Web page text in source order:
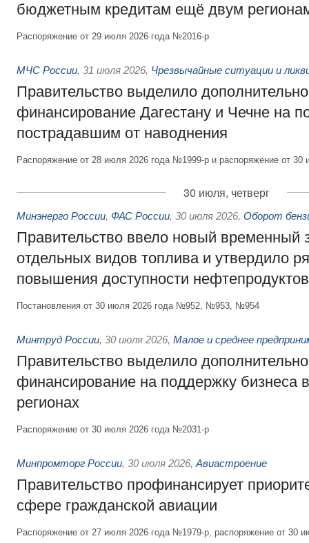
бюджетным кредитам ещё двум
Распоряжение от 29 июля 2026 года №2016-р
МЧС России, 31 июля 2026, Чрезвычайные ситуации и
Правительство выделило
финансирование Дагестану и Чечне на
пострадавшим от наводнения
Распоряжение от 28 июля 2026 года №1999-р и распоряжение от
30 июля, четверг
Минэнерго России, ФАС России, 30 июля 2026, Оборот
Правительство ввело новый временный
отдельных видов топлива и утвердило
повышения доступности нефтепродуктов
Постановления от 30 июля 2026 года №952, №953, №954
Минтруд России, 30 июля 2026, Малое и среднее
Правительство выделило
финансирование на поддержку бизнеса
регионах
Распоряжение от 30 июля 2026 года №2031-р
Минпромторг России, 30 июля 2026, Авиастроение
Правительство профинансирует
сфере гражданской авиации
Распоряжение от 27 июля 2026 года №1979-р, распоряжение от 30